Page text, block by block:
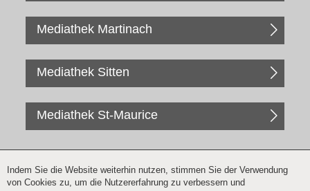
Mediathek Martinach
Mediathek Sitten
Mediathek St-Maurice
Indem Sie die Website weiterhin nutzen, stimmen Sie der Verwendung
von Cookies zu, um die Nutzererfahrung zu verbessern und